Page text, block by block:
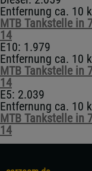
Entfernung ca. 10
MTB Tankstelle in
14
E10: 1.979
Entfernung ca. 10
MTB Tankstelle in
14
E5: 2.039
Entfernung ca. 10
MTB Tankstelle in
14